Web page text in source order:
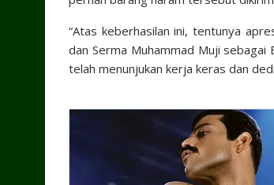
“Atas keberhasilan ini, tentunya
dan Serma Muhammad Muji
telah menunjukan kerja keras dan